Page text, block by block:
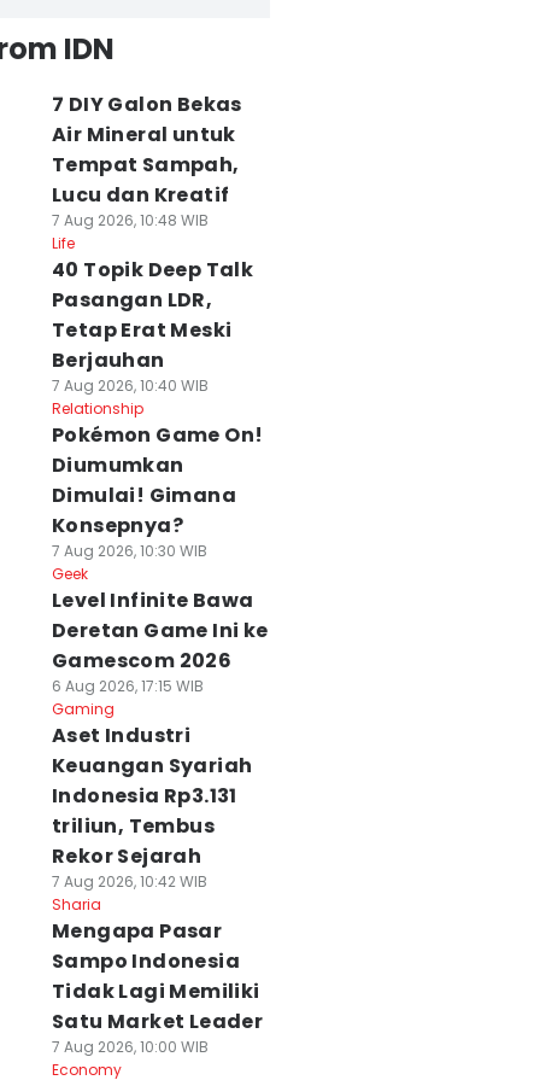
IDN
7 DIY Galon Bekas
Air Mineral untuk
Tempat Sampah,
Lucu dan Kreatif
7 Aug 2026, 10:48 WIB
Life
40 Topik Deep Talk
Pasangan LDR,
Tetap Erat Meski
Berjauhan
7 Aug 2026, 10:40 WIB
Relationship
Pokémon Game On!
Diumumkan
Dimulai! Gimana
Konsepnya?
7 Aug 2026, 10:30 WIB
Geek
Level Infinite Bawa
Deretan Game Ini ke
Gamescom 2026
6 Aug 2026, 17:15 WIB
Gaming
Aset Industri
Keuangan Syariah
Indonesia Rp3.131
triliun, Tembus
Rekor Sejarah
7 Aug 2026, 10:42 WIB
Sharia
Mengapa Pasar
Sampo Indonesia
Tidak Lagi Memiliki
Satu Market Leader
7 Aug 2026, 10:00 WIB
Economy